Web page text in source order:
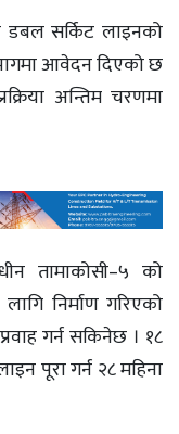
डबल सर्किट लाइनको
आवेदन दिएको छ
अन्तिम चरणमा
तामाकोसी–५ को
लागि निर्माण गरिएको
गर्न सकिनेछ । १८
पूरा गर्न २८ महिना